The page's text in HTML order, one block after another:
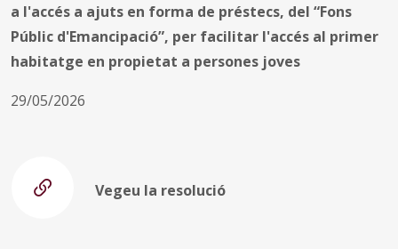
a l'accés a ajuts en forma de préstecs, del “Fons
Públic d'Emancipació”, per facilitar l'accés al primer
habitatge en propietat a persones joves
29/05/2026
Vegeu la resolució